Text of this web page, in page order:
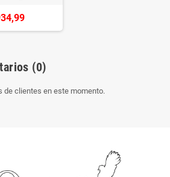
(0)
de clientes en este momento.